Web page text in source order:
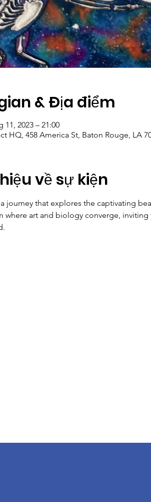
& Địa điểm
11, 2023 – 21:00
HQ, 458 America St, Baton Rouge, LA
về sự kiện
journey that explores the captivating
where art and biology converge,